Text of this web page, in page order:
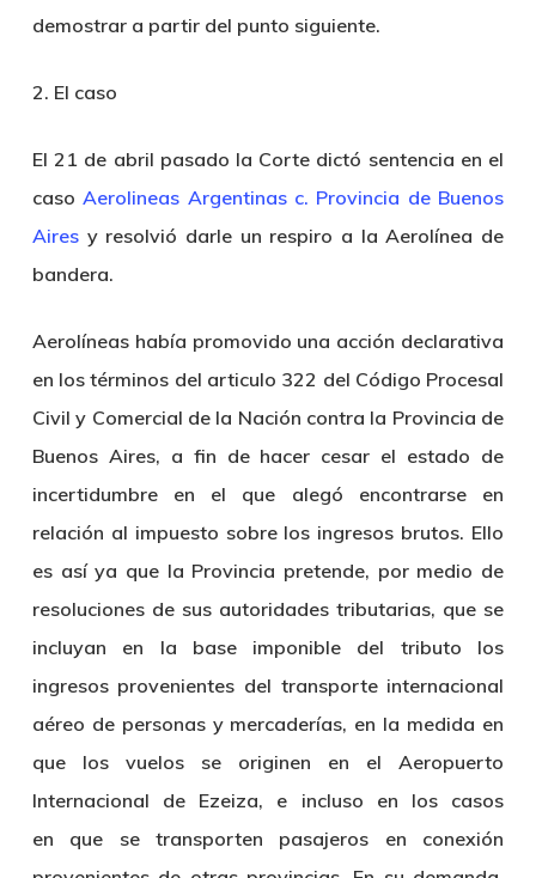
demostrar a partir del punto siguiente.
2. El caso
El 21 de abril pasado la Corte dictó sentencia en el
casoAerolineas Argentinas c. Provincia de Buenos
Airesy resolvió darle un respiro a la Aerolínea de
bandera.
Aerolíneas había promovido una acción declarativa
en los términos del articulo 322 del Código Procesal
Civil y Comercial de la Nación contra la Provincia de
Buenos Aires, a fin de hacer cesar el estado de
incertidumbre en el que alegó encontrarse en
relación al impuesto sobre los ingresos brutos. Ello
es así ya que la Provincia pretende, por medio de
resoluciones de sus autoridades tributarias, que se
incluyan en la base imponible del tributo los
ingresos provenientes del transporte internacional
aéreo de personas y mercaderías, en la medida en
que los vuelos se originen en el Aeropuerto
Internacional de Ezeiza, e incluso en los casos
en que se transporten pasajeros en conexión